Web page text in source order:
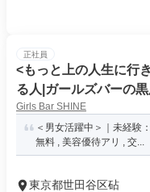
正社員
<もっと上の人生に行
る人|ガールズバーの
Girls Bar SHINE
＜男女活躍中＞｜未経験
無料 , 美容優待アリ , 交...
東京都世田谷区砧